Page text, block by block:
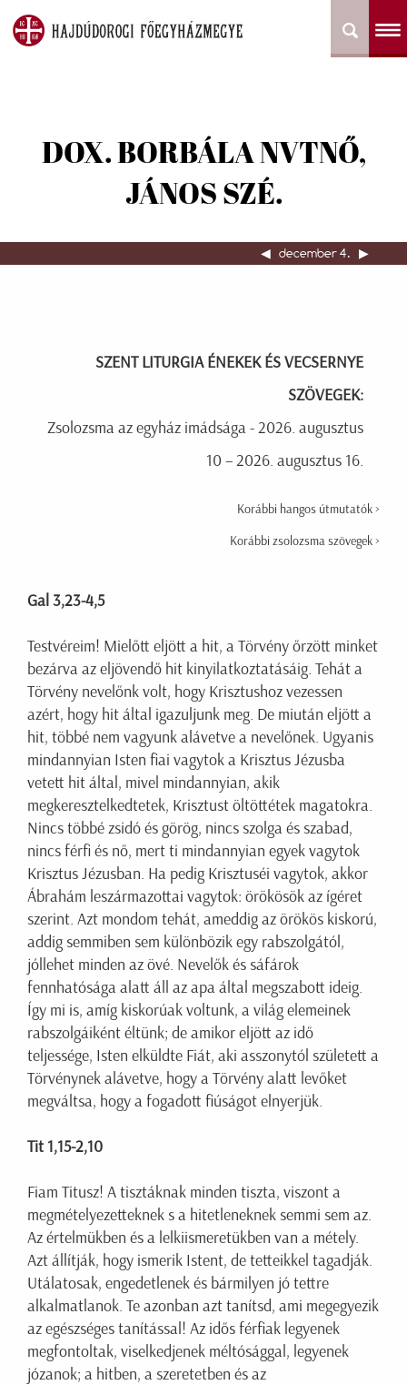
DOX. BORBÁLA NVTNŐ,
JÁNOS SZÉ.
◀︎ december 4. ▶︎
SZENT LITURGIA ÉNEKEK ÉS VECSERNYE
SZÖVEGEK:
Zsolozsma az egyház imádsága - 2026. augusztus
10 – 2026. augusztus 16.
Korábbi hangos útmutatók >
Korábbi zsolozsma szövegek >
Gal 3,23-4,5
Testvéreim! Mielőtt eljött a hit, a Törvény őrzött minket
bezárva az eljövendő hit kinyilatkoztatásáig. Tehát a
Törvény nevelőnk volt, hogy Krisztushoz vezessen
azért, hogy hit által igazuljunk meg. De miután eljött a
hit, többé nem vagyunk alávetve a nevelőnek. Ugyanis
mindannyian Isten fiai vagytok a Krisztus Jézusba
vetett hit által, mivel mindannyian, akik
megkeresztelkedtetek, Krisztust öltöttétek magatokra.
Nincs többé zsidó és görög, nincs szolga és szabad,
nincs férfi és nő, mert ti mindannyian egyek vagytok
Krisztus Jézusban. Ha pedig Krisztuséi vagytok, akkor
Ábrahám leszármazottai vagytok: örökösök az ígéret
szerint. Azt mondom tehát, ameddig az örökös kiskorú,
addig semmiben sem különbözik egy rabszolgától,
jóllehet minden az övé. Nevelők és sáfárok
fennhatósága alatt áll az apa által megszabott ideig.
Így mi is, amíg kiskorúak voltunk, a világ elemeinek
rabszolgáiként éltünk; de amikor eljött az idő
teljessége, Isten elküldte Fiát, aki asszonytól született a
Törvénynek alávetve, hogy a Törvény alatt levőket
megváltsa, hogy a fogadott fiúságot elnyerjük.
Tit 1,15-2,10
Fiam Titusz! A tisztáknak minden tiszta, viszont a
megmételyezetteknek s a hitetleneknek semmi sem az.
Az értelmükben és a lelkiismeretükben van a métely.
Azt állítják, hogy ismerik Istent, de tetteikkel tagadják.
Utálatosak, engedetlenek és bármilyen jó tettre
alkalmatlanok. Te azonban azt tanítsd, ami megegyezik
az egészséges tanítással! Az idős férfiak legyenek
megfontoltak, viselkedjenek méltósággal, legyenek
józanok; a hitben, a szeretetben és az